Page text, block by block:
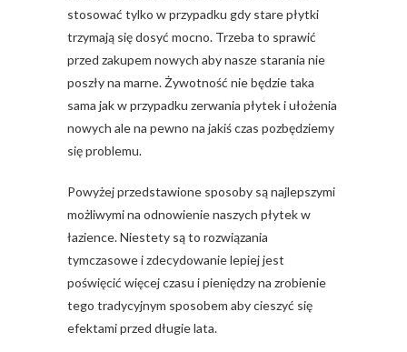
stosować tylko w przypadku gdy stare płytki
trzymają się dosyć mocno. Trzeba to sprawić
przed zakupem nowych aby nasze starania nie
poszły na marne. Żywotność nie będzie taka
sama jak w przypadku zerwania płytek i ułożenia
nowych ale na pewno na jakiś czas pozbędziemy
się problemu.
Powyżej przedstawione sposoby są najlepszymi
możliwymi na odnowienie naszych płytek w
łazience. Niestety są to rozwiązania
tymczasowe i zdecydowanie lepiej jest
poświęcić więcej czasu i pieniędzy na zrobienie
tego tradycyjnym sposobem aby cieszyć się
efektami przed długie lata.